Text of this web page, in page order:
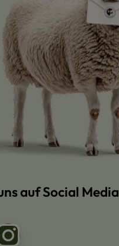
auf Social Media